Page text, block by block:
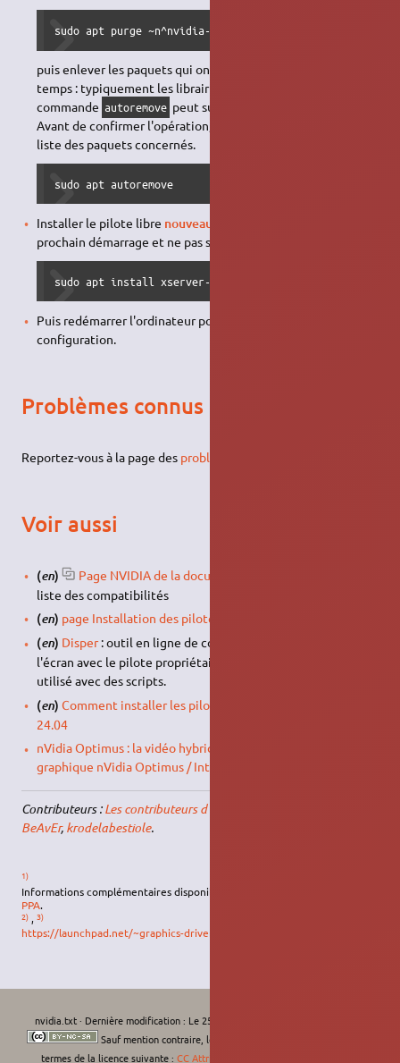
sudo apt purge ~n^nvidia-
puis enlever les paquets qui ont été installés en même
temps : typiquement les librairies
commande autoremove peut supprimer d'autres paquets.
Avant de confirmer l'opération, il est important de vérifier la
liste des paquets concernés.
sudo apt autoremove
Installer le pilote libre nouveau
prochain démarrage et ne pas se retrouver en mode console :
sudo apt install xserver-xorg-video-nouveau
Puis redémarrer l'ordinateur pour valider la nouvelle
configuration.
Problèmes connus
Reportez-vous à la page des problèmes liés aux cartes NVIDIA
Voir aussi
(en) Page NVIDIA de la documentation officielle
liste des compatibilités
(en) page Installation des pilotes en version bêta
(en) Disper: outil en ligne de commande pour paramétrer
l'écran avec le pilote propriétaire NVIDIA. Idéal pour être
utilisé avec des scripts.
(en) Comment installer les pilotes NVIDIA dans Ubuntu
24.04
nVidia Optimus : la vidéo hybride de gestion de double carte
graphique nVidia Optimus / Intel
Contributeurs :Les contributeurs d'Ubuntu-fr
BeAvEr, krodelabestiole.
1)
Informations complémentaires disponibles sur
PPA.
2) ,3)
https://launchpad.net/~graphics-drivers/+archive/ubuntu/ppa
nvidia.txt· Dernière modification : Le 25/01/2026, 08:19
Sauf mention contraire, le contenu de ce wiki est placé sous les
termes de la licence suivante : CC Attribution-Noncommercial-Share Alike 4.0